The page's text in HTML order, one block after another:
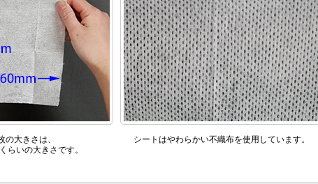
の大きさは、
らいの大きさです。
シートはやわらかい不織布を使用しています。